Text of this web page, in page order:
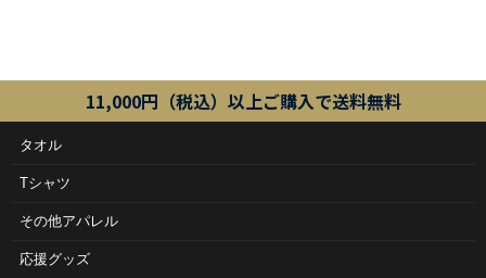
11,000円（税込）以上ご購入で送料無料
タオル
Tシャツ
その他アパレル
応援グッズ